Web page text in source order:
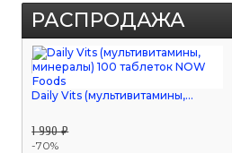
РАСПРОДАЖА
Daily Vits (мультивитамины,...
1 990 ₽
-70%